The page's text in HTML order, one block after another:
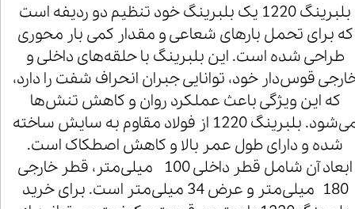
بلبرینگ 1220 یک بلبرینگ خود تنظیم دو ردیفه است
که برای تحمل بارهای شعاعی و مقدار کمی بار محوری
طراحی شده است. این بلبرینگ با حلقه‌های داخلی و
قوس‌دار خود، توانایی جبران انحراف شفت را دارد،
که این ویژگی باعث عملکرد روان و کاهش تنش‌ها
می‌شود. بلبرینگ 1220 از فولاد مقاوم به سایش ساخته
شده و دارای طول عمر بالا و کاهش اصطکاک است.
ابعاد آن شامل قطر داخلی 100 میلی‌متر، قطر خارجی
180 میلی‌متر و عرض 34 میلی‌متر است. برای خرید